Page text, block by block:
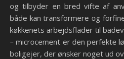
og tilbyder en bred vifte af
både kan transformere og
køkkenets arbejdsflader til
– microcement er den perfekte
boligejer, der ønsker noget ud